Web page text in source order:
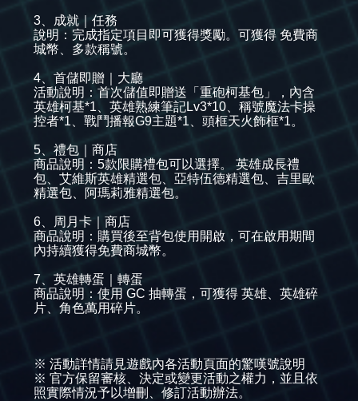
3、成就｜任務
說明：完成指定項目即可獲得獎勵。可獲得 免費商
城幣、多款稱號。
4、首儲即贈｜大廳
活動說明：首次儲值即贈送「重砲柯基包」，內含
英雄柯基*1、英雄熟練筆記Lv3*10、稱號魔法卡操
控者*1、戰鬥播報G9主題*1、頭框天火飾框*1。
5、禮包｜商店
商品說明：5款限購禮包可以選擇。 英雄成長禮
包、艾維斯英雄精選包、亞特伍德精選包、吉里歐
精選包、阿瑪莉雅精選包。
6、周月卡｜商店
商品說明：購買後至背包使用開啟，可在啟用期間
內持續獲得免費商城幣。
7、英雄轉蛋｜轉蛋
商品說明：使用 GC 抽轉蛋，可獲得 英雄、英雄碎
片、角色萬用碎片。
※ 活動詳情請見遊戲內各活動頁面的驚嘆號說明
※ 官方保留審核、決定或變更活動之權力，並且依
照實際情況予以增刪、修訂活動辦法。​